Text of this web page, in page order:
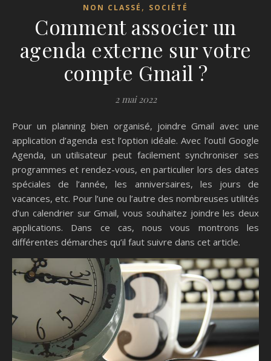
NON CLASSÉ , SOCIÉTÉ
Comment associer un
agenda externe sur votre
compte Gmail ?
2 mai 2022
Pour un planning bien organisé, joindre Gmail avec une
application d’agenda est l’option idéale. Avec l’outil Google
Agenda, un utilisateur peut facilement synchroniser ses
programmes et rendez-vous, en particulier lors des dates
spéciales de l’année, les anniversaires, les jours de
vacances, etc. Pour l’une ou l’autre des nombreuses utilités
d’un calendrier sur Gmail, vous souhaitez joindre les deux
applications. Dans ce cas, nous vous montrons les
différentes démarches qu’il faut suivre dans cet article.